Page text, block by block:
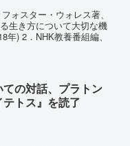
ォスター・ウォレス著、
生き方について大切な機
) 2．NHK教養番組編、
の対話、プラトン
トス』を読了